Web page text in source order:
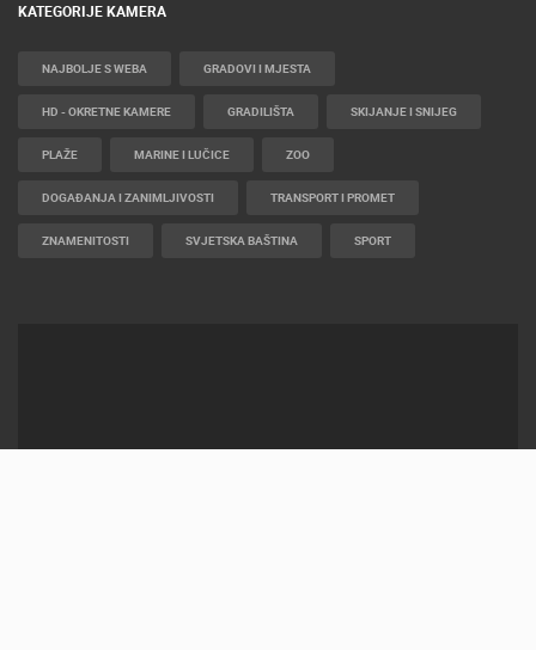
KATEGORIJE KAMERA
NAJBOLJE S WEBA GRADOVI I MJESTA
HD - OKRETNE KAMERE GRADILIŠTA SKIJANJE I SNIJEG
PLAŽE MARINE I LUČICE ZOO
DOGAĐANJA I ZANIMLJIVOSTI TRANSPORT I PROMET
ZNAMENITOSTI SVJETSKA BAŠTINA SPORT